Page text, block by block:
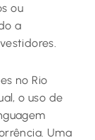
ou
a
no Rio
o uso de
Uma